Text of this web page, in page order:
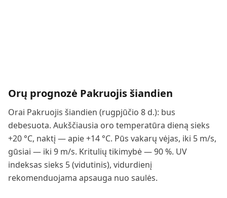
Orų prognozė Pakruojis šiandien
Orai Pakruojis šiandien (rugpjūčio 8 d.): bus
debesuota. Aukščiausia oro temperatūra dieną sieks
+20 °C, naktį — apie +14 °C. Pūs vakarų vėjas, iki 5 m/s,
gūsiai — iki 9 m/s. Kritulių tikimybė — 90 %. UV
indeksas sieks 5 (vidutinis), vidurdienį
rekomenduojama apsauga nuo saulės.